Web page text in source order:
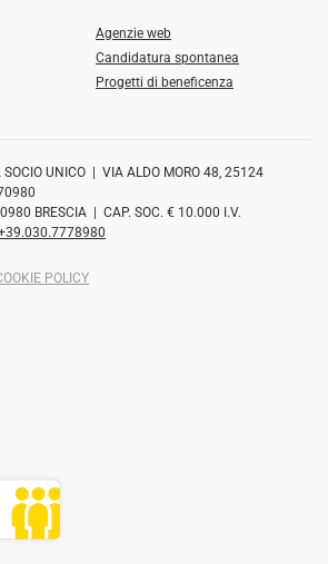
Agenzie web
Candidatura spontanea
Progetti di beneficenza
SOCIO UNICO | VIA ALDO MORO 48, 25124
BRESCIA | CAP. SOC. € 10.000 I.V.
POLICY